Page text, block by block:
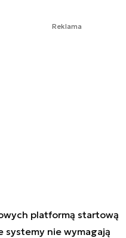
Reklama
platformą startową
systemy nie wymagają